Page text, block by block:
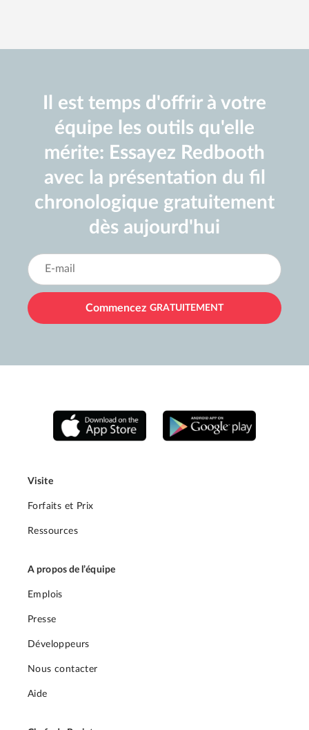
Il est temps d'offrir à votre
équipe les outils qu'elle
mérite: Essayez Redbooth
avec la présentation du fil
chronologique gratuitement
dès aujourd'hui
Commencez GRATUITEMENT
Visite
Forfaits et Prix
Ressources
A propos de l’équipe
Emplois
Presse
Développeurs
Nous contacter
Aide